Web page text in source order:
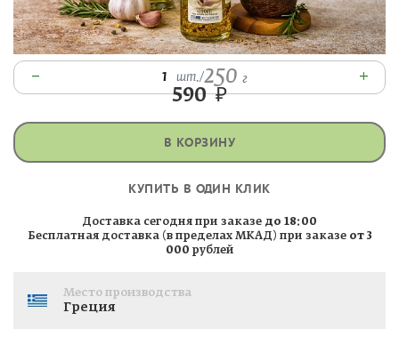
– 1 шт. /250 г +
590₽
В КОРЗИНУ
КУПИТЬ В ОДИН КЛИК
Доставка сегодня при заказе до 18:00
Бесплатная доставка (в пределах МКАД) при заказе от 3
000 рублей
Место производства
Греция